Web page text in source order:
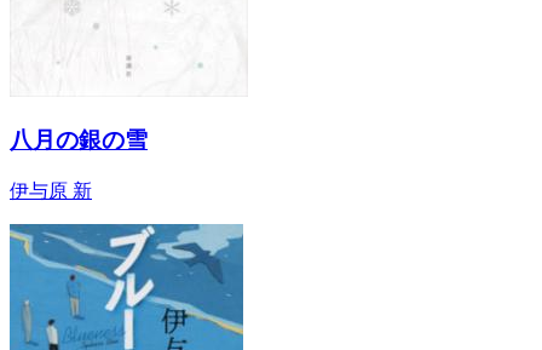
八月の銀の雪
伊与原 新